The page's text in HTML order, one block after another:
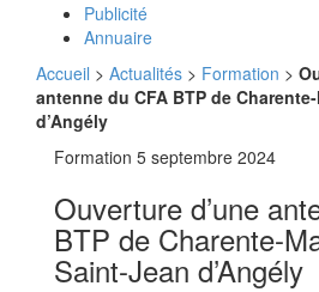
Publicité
Annuaire
Accueil > Actualités > Formation >
antenne du CFA BTP de
d’Angély
Formation 5 septembre 2024
Ouverture d’une
BTP de Charente-
Saint-Jean d’Angély